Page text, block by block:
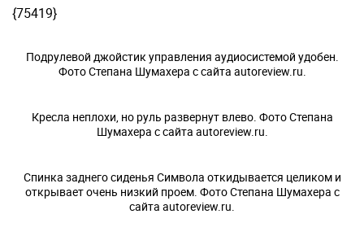
{75419}
Подрулевой джойстик управления аудиосистемой удобен.
Фото Степана Шумахера с сайта autoreview.ru.
Кресла неплохи, но руль развернут влево. Фото Степана
Шумахера с сайта autoreview.ru.
Спинка заднего сиденья Символа откидывается целиком и
открывает очень низкий проем. Фото Степана Шумахера с
сайта autoreview.ru.